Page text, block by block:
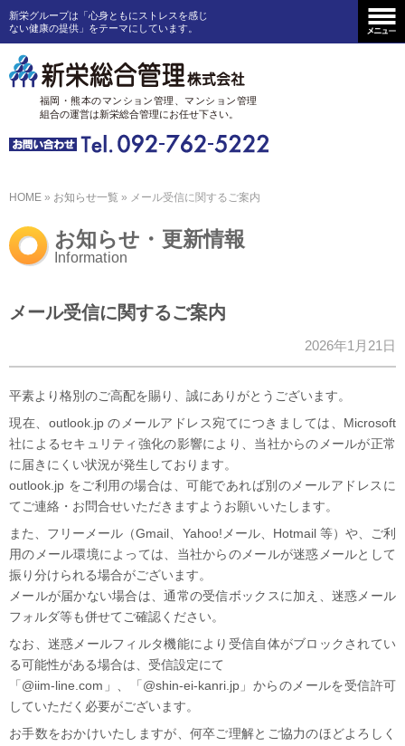
新栄グループは「心身ともにストレスを感じ
ない健康の提供」をテーマにしています。
福岡・熊本のマンション管理、 マンション管理
組合の運営は新栄総合管理にお任せ下さい。
HOME » お知らせ一覧 » メール受信に関するご案内
お知らせ・更新情報
Information
メール受信に関するご案内
2026年1月21日
平素より格別のご高配を賜り、誠にありがとうございます。
現在、outlook.jp のメールアドレス宛てにつきましては、Microsoft
社によるセキュリティ強化の影響により、当社からのメールが正常
に届きにくい状況が発生しております。
outlook.jp をご利用の場合は、可能であれば別のメールアドレスに
てご連絡・お問合せいただきますようお願いいたします。
また、フリーメール（Gmail、Yahoo!メール、Hotmail 等）や、ご利
用のメール環境によっては、当社からのメールが迷惑メールとして
振り分けられる場合がございます。
メールが届かない場合は、通常の受信ボックスに加え、迷惑メール
フォルダ等も併せてご確認ください。
なお、迷惑メールフィルタ機能により受信自体がブロックされてい
る可能性がある場合は、受信設定にて
「@iim-line.com」、「@shin-ei-kanri.jp」からのメールを受信許可
していただく必要がございます。
お手数をおかけいたしますが、何卒ご理解とご協力のほどよろしく